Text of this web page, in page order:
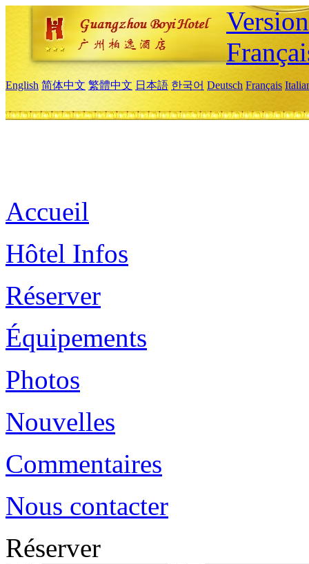
English 简体中文 繁體中文 日本語 한국어 Deutsch Français
Accueil
Hôtel Infos
Réserver
Équipements
Photos
Nouvelles
Commentaires
Nous contacter
Réserver